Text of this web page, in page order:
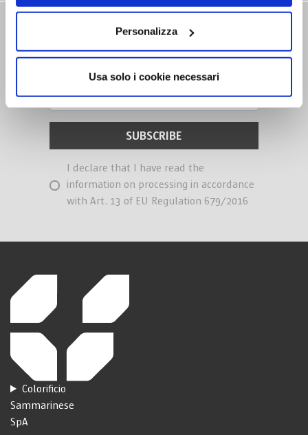
Personalizza
Usa solo i cookie necessari
NEWSLETTER
Stay tuned on our news
I declare that I have read the
information on processing in accordance
with Art. 13 of EU Regulation 679/2016
Colorificio
Sammarinese
SpA